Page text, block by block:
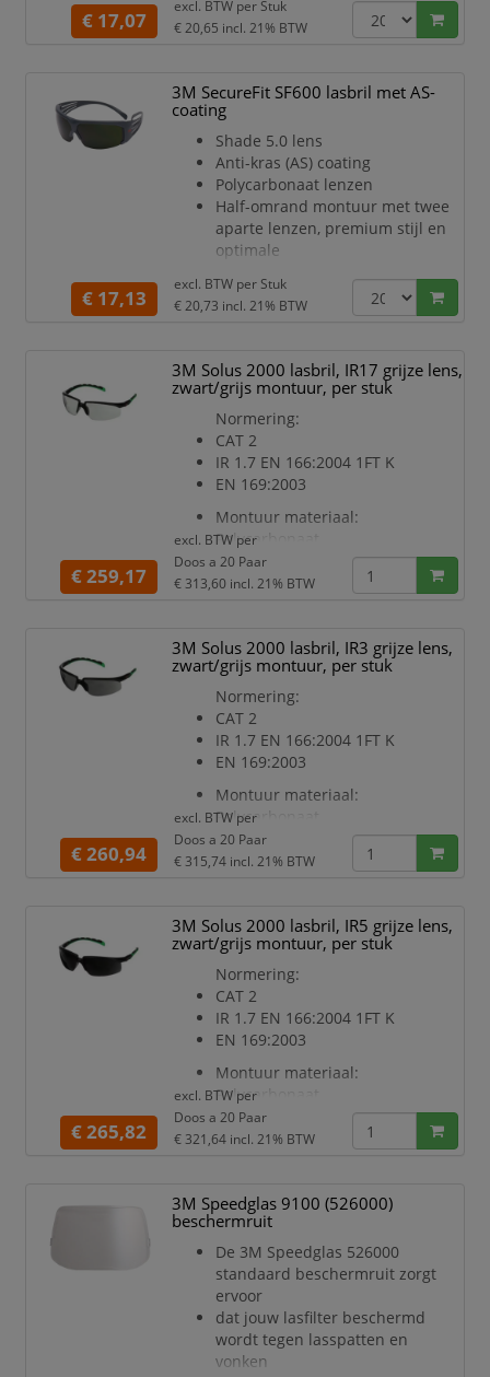
De 3M Pressure Diffusion Temple
Technology zorgt ervoor dat de
wordt opgevangen en verdeeld
wordt door het montuur. De
resterende druk
op het hoofd is minimaal maar
toch groot genoeg om een veilig
gevoel te
geven
Optionele, verwijderbare
afdichting met schuimrand helpt
uw
€ 17,07
excl. BTW per Stuk
€ 20,65 incl. 21% BTW
3M SecureFit SF600 lasbril met AS-
coating
Shade 5.0 lens
Anti-kras (AS) coating
Polycarbonaat lenzen
Half-omrand montuur met twee
aparte lenzen, premium stijl en
optimale
De 3M Pressure Diffusion Temple
Technology zorgt ervoor dat de
wordt opgevangen en verdeeld
wordt door het montuur. De
resterende druk
op het hoofd is minimaal maar
toch groot genoeg om een veilig
gevoel te
geven
Optionele, verwijderbare
afdichting met schuimrand helpt
uw
€ 17,13
excl. BTW per Stuk
€ 20,73 incl. 21% BTW
3M Solus 2000 lasbril, IR17 grijze lens,
zwart/grijs montuur, per stuk
Normering:
CAT 2
IR 1.7 EN 166:2004 1FT K
EN 169:2003
Montuur materiaal:
Polycarbonaat
Montuur kleur: Zwart/groen
Type: Steekveer
Lens coating: Krasvast
Naam lenscoating: Scotchgard™
Zijkapjes: Geïntegreerd
Kenmerk: Lasapplicatie
€ 259,17
excl. BTW per
Doos a 20 Paar
€ 313,60 incl. 21% BTW
3M Solus 2000 lasbril, IR3 grijze lens,
zwart/grijs montuur, per stuk
Normering:
CAT 2
IR 1.7 EN 166:2004 1FT K
EN 169:2003
Montuur materiaal:
Polycarbonaat
Montuur kleur: Zwart/groen
Type: Steekveer
Lens coating: Krasvast
Naam lenscoating: Scotchgard™
Zijkapjes: Geïntegreerd
Kenmerk: Lasapplicatie
€ 260,94
excl. BTW per
Doos a 20 Paar
€ 315,74 incl. 21% BTW
3M Solus 2000 lasbril, IR5 grijze lens,
zwart/grijs montuur, per stuk
Normering:
CAT 2
IR 1.7 EN 166:2004 1FT K
EN 169:2003
Montuur materiaal:
Polycarbonaat
Montuur kleur: Zwart/groen
Type: Steekveer
Lens coating: Krasvast
Naam lenscoating: Scotchgard™
Zijkapjes: Geïntegreerd
Kenmerk: Lasapplicatie
€ 265,82
excl. BTW per
Doos a 20 Paar
€ 321,64 incl. 21% BTW
3M Speedglas 9100 (526000)
beschermruit
De 3M Speedglas 526000
standaard beschermruit zorgt
ervoor
dat jouw lasfilter beschermd
wordt tegen lasspatten en
vonken